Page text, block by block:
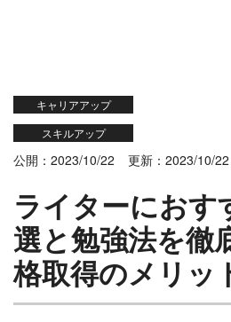
キャリアアップ
スキルアップ
公開：2023/10/22 更新：2023/10/22
ライターにおす
選と勉強法を徹
格取得のメリッ